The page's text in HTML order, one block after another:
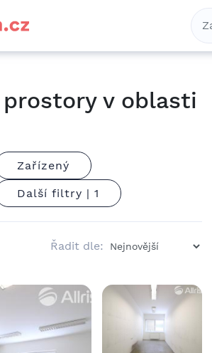
v oblasti
Zařízený
Další filtry | 1
Řadit dle: